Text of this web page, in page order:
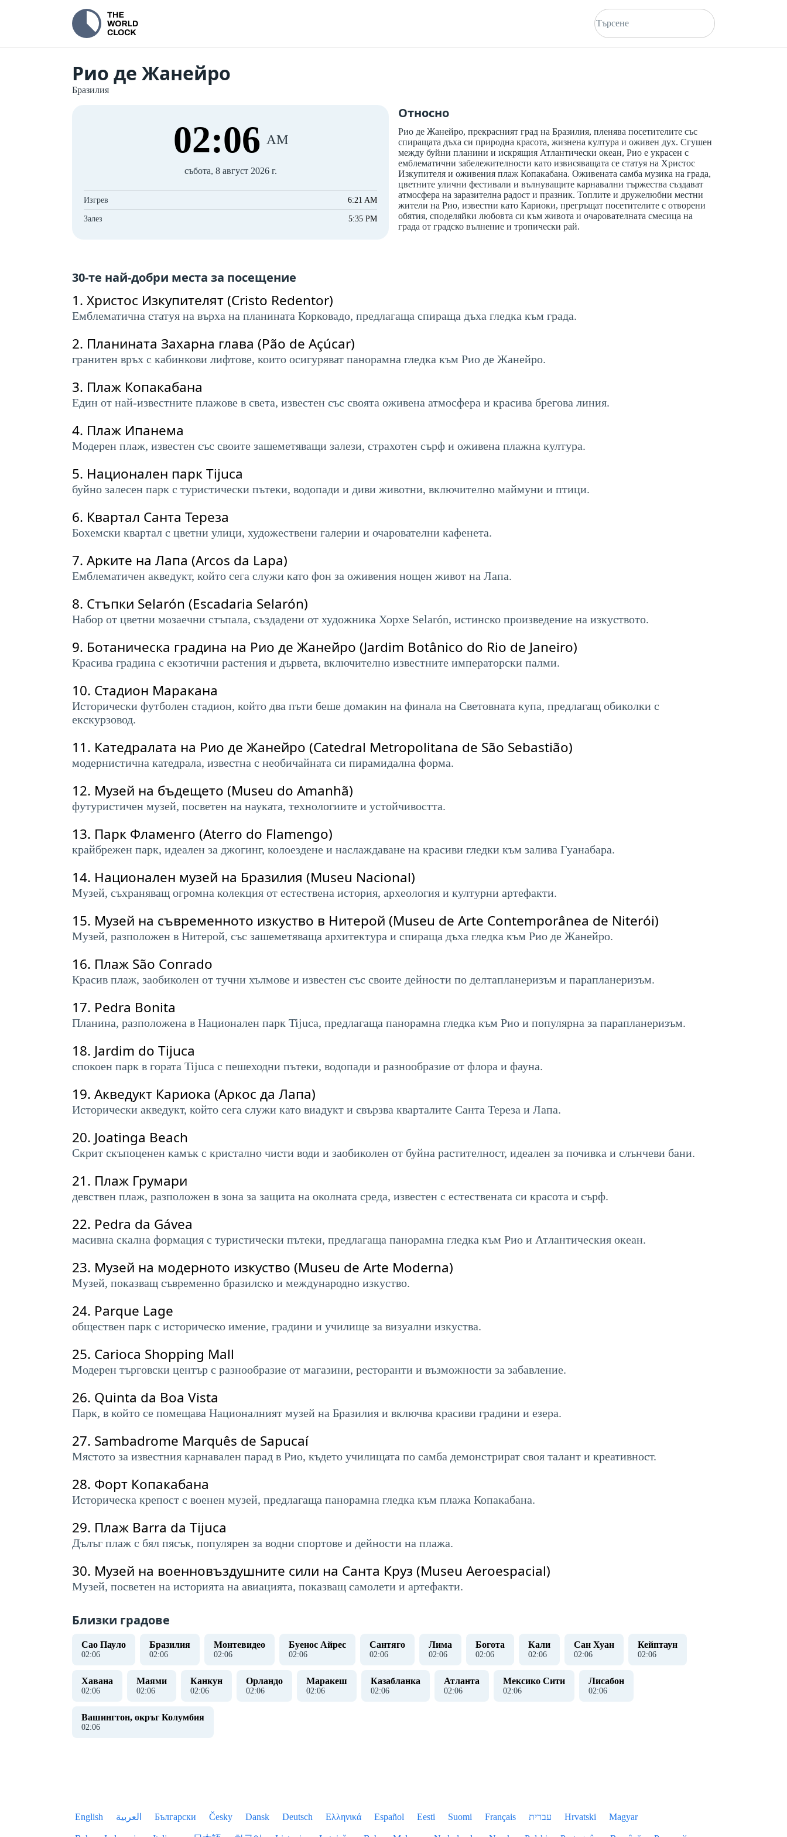
Рио де Жанейро
Бразилия
02:07 AM
събота, 8 август 2026 г.
Изгрев 6:21 AM
Залез 5:35 PM
Относно
Рио де Жанейро, прекрасният град на Бразилия, пленява посетителите със
спиращата дъха си природна красота, жизнена култура и оживен дух. Сгушен
между буйни планини и искрящия Атлантически океан, Рио е украсен с
емблематични забележителности като извисяващата се статуя на Христос
Изкупителя и оживения плаж Копакабана. Оживената самба музика на града,
цветните улични фестивали и вълнуващите карнавални тържества създават
атмосфера на заразителна радост и празник. Топлите и дружелюбни местни
жители на Рио, известни като Кариоки, прегръщат посетителите с отворени
обятия, споделяйки любовта си към живота и очарователната смесица на
града от градско вълнение и тропически рай.
30-те най-добри места за посещение
1. Христос Изкупителят (Cristo Redentor)
Емблематична статуя на върха на планината Корковадо, предлагаща спираща дъха гледка към града.
2. Планината Захарна глава (Pão de Açúcar)
гранитен връх с кабинкови лифтове, които осигуряват панорамна гледка към Рио де Жанейро.
3. Плаж Копакабана
Един от най-известните плажове в света, известен със своята оживена атмосфера и красива брегова линия.
4. Плаж Ипанема
Модерен плаж, известен със своите зашеметяващи залези, страхотен сърф и оживена плажна култура.
5. Национален парк Tijuca
буйно залесен парк с туристически пътеки, водопади и диви животни, включително маймуни и птици.
6. Квартал Санта Тереза
Бохемски квартал с цветни улици, художествени галерии и очарователни кафенета.
7. Арките на Лапа (Arcos da Lapa)
Емблематичен акведукт, който сега служи като фон за оживения нощен живот на Лапа.
8. Стъпки Selarón (Escadaria Selarón)
Набор от цветни мозаечни стъпала, създадени от художника Хорхе Selarón, истинско произведение на изкуството.
9. Ботаническа градина на Рио де Жанейро (Jardim Botânico do Rio de Janeiro)
Красива градина с екзотични растения и дървета, включително известните императорски палми.
10. Стадион Маракана
Исторически футболен стадион, който два пъти беше домакин на финала на Световната купа, предлагащ обиколки с
екскурзовод.
11. Катедралата на Рио де Жанейро (Catedral Metropolitana de São Sebastião)
модернистична катедрала, известна с необичайната си пирамидална форма.
12. Музей на бъдещето (Museu do Amanhã)
футуристичен музей, посветен на науката, технологиите и устойчивостта.
13. Парк Фламенго (Aterro do Flamengo)
крайбрежен парк, идеален за джогинг, колоездене и наслаждаване на красиви гледки към залива Гуанабара.
14. Национален музей на Бразилия (Museu Nacional)
Музей, съхраняващ огромна колекция от естествена история, археология и културни артефакти.
15. Музей на съвременното изкуство в Нитерой (Museu de Arte Contemporânea de Niterói)
Музей, разположен в Нитерой, със зашеметяваща архитектура и спираща дъха гледка към Рио де Жанейро.
16. Плаж São Conrado
Красив плаж, заобиколен от тучни хълмове и известен със своите дейности по делтапланеризъм и парапланеризъм.
17. Pedra Bonita
Планина, разположена в Национален парк Tijuca, предлагаща панорамна гледка към Рио и популярна за парапланеризъм.
18. Jardim do Tijuca
спокоен парк в гората Tijuca с пешеходни пътеки, водопади и разнообразие от флора и фауна.
19. Акведукт Кариока (Аркос да Лапа)
Исторически акведукт, който сега служи като виадукт и свързва кварталите Санта Тереза ​​и Лапа.
20. Joatinga Beach
Скрит скъпоценен камък с кристално чисти води и заобиколен от буйна растителност, идеален за почивка и слънчеви бани.
21. Плаж Грумари
девствен плаж, разположен в зона за защита на околната среда, известен с естествената си красота и сърф.
22. Pedra da Gávea
масивна скална формация с туристически пътеки, предлагаща панорамна гледка към Рио и Атлантическия океан.
23. Музей на модерното изкуство (Museu de Arte Moderna)
Музей, показващ съвременно бразилско и международно изкуство.
24. Parque Lage
обществен парк с историческо имение, градини и училище за визуални изкуства.
25. Carioca Shopping Mall
Модерен търговски център с разнообразие от магазини, ресторанти и възможности за забавление.
26. Quinta da Boa Vista
Парк, в който се помещава Националният музей на Бразилия и включва красиви градини и езера.
27. Sambadrome Marquês de Sapucaí
Мястото за известния карнавален парад в Рио, където училищата по самба демонстрират своя талант и креативност.
28. Форт Копакабана
Историческа крепост с военен музей, предлагаща панорамна гледка към плажа Копакабана.
29. Плаж Barra da Tijuca
Дълъг плаж с бял пясък, популярен за водни спортове и дейности на плажа.
30. Музей на военновъздушните сили на Санта Круз (Museu Aeroespacial)
Музей, посветен на историята на авиацията, показващ самолети и артефакти.
Близки градове
Сао Пауло
02:07
Бразилия
02:07
Монтевидео
02:07
Буенос Айрес
02:07
Сантяго
02:07
Лима
02:07
Богота
02:07
Кали
02:07
Сан Хуан
02:07
Кейптаун
02:07
Хавана
02:07
Маями
02:07
Канкун
02:07
Орландо
02:07
Маракеш
02:07
Казабланка
02:07
Атланта
02:07
Мексико Сити
02:07
Лисабон
02:07
Вашингтон, окръг Колумбия
02:07
English العربية Български Česky Dansk Deutsch Ελληνικά Español Eesti Suomi Français עברית Hrvatski Magyar